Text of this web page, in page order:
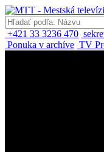
+421 33 3236 470
Ponuka v archíve TV